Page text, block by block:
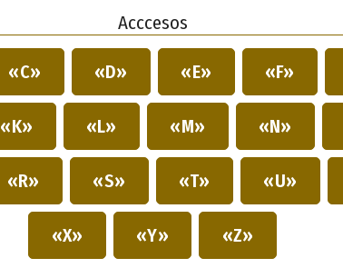
Acccesos
«C» «D» «E» «F»
«K» «L» «M» «N»
«R» «S» «T» «U»
«X» «Y» «Z»